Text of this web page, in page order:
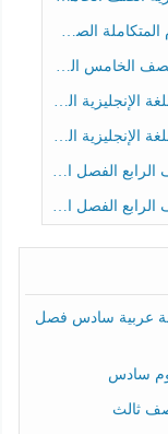
عام الفصل الثالث
الرابع الفصل الثالث
الفصل الثالث
الفصل الثالث
عربية سادس فصل
سادس
صف ثالث